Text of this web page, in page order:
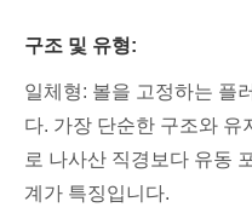
구조 및 유형:
일체형: 볼을 고정하는 플
다. 가장 단순한 구조와 유
로 나사산 직경보다 유동
계가 특징입니다.